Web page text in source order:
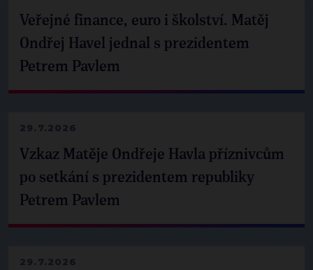
Veřejné finance, euro i školství. Matěj
Ondřej Havel jednal s prezidentem
Petrem Pavlem
29.7.2026
Vzkaz Matěje Ondřeje Havla příznivcům
po setkání s prezidentem republiky
Petrem Pavlem
29.7.2026